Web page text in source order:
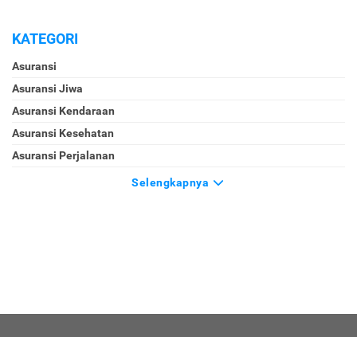
KATEGORI
Asuransi
Asuransi Jiwa
Asuransi Kendaraan
Asuransi Kesehatan
Asuransi Perjalanan
Selengkapnya